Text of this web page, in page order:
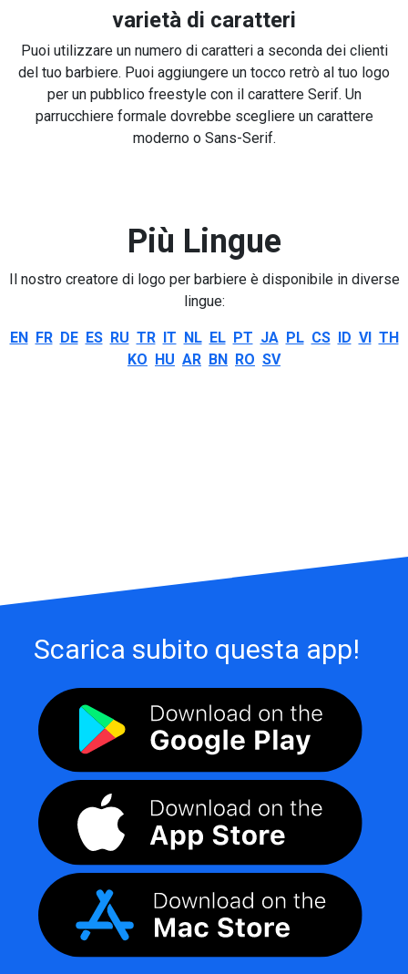
varietà di caratteri
Puoi utilizzare un numero di caratteri a seconda dei clienti
del tuo barbiere. Puoi aggiungere un tocco retrò al tuo logo
per un pubblico freestyle con il carattere Serif. Un
parrucchiere formale dovrebbe scegliere un carattere
moderno o Sans-Serif.
Più Lingue
Il nostro creatore di logo per barbiere è disponibile in diverse
lingue:
EN FR DE ES RU TR IT NL EL PT JA PL CS ID VI TH
KO HU AR BN RO SV
Scarica subito questa app!